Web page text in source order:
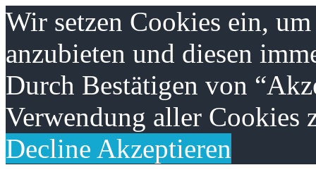
Wir setzen Cookies ein,
anzubieten und diesen
Durch Bestätigen von
Verwendung aller Cookies
Decline Akzeptieren